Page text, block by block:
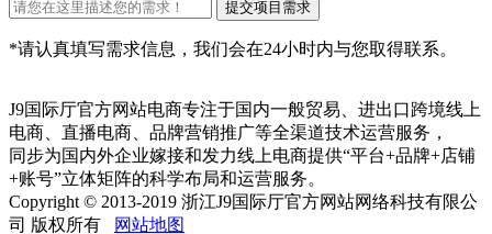
*请认真填写需求信息，我们会在24小时内与您取得联系。
J9国际厅官方网站电商专注于国内一般贸易、进出口跨境线上
电商、直播电商、品牌营销推广等全渠道技术运营服务，
同步为国内外企业嫁接和发力线上电商提供“平台+品牌+店铺
+账号”立体矩阵的科学布局和运营服务。
Copyright © 2013-2019 浙江J9国际厅官方网站网络科技有限公
司 版权所有
网站地图